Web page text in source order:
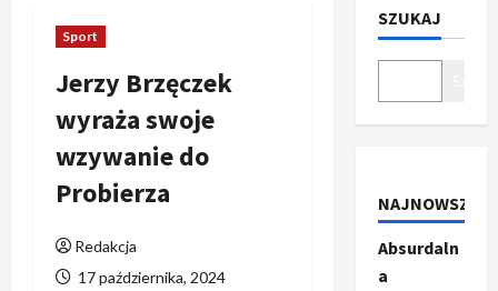
Sport
Jerzy Brzęczek
wyraża swoje
wzywanie do
Probierza
Redakcja
17 października, 2024
SZUKAJ
NAJNOWSZE
Absurdaln
a